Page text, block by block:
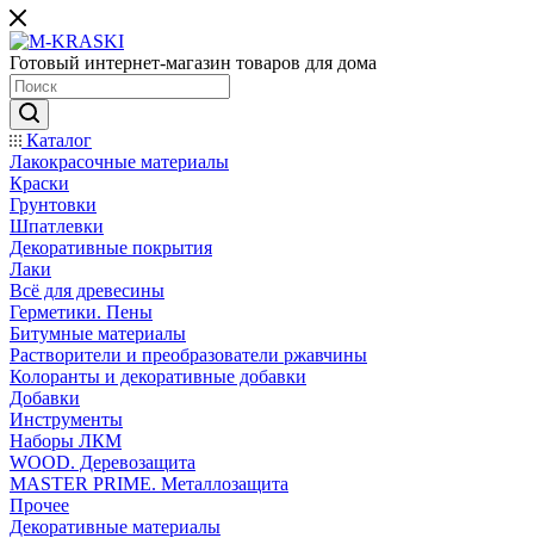
Готовый интернет-магазин товаров для дома
Каталог
Лакокрасочные материалы
Краски
Грунтовки
Шпатлевки
Декоративные покрытия
Лаки
Всё для древесины
Герметики. Пены
Битумные материалы
Растворители и преобразователи ржавчины
Колоранты и декоративные добавки
Добавки
Инструменты
Наборы ЛКМ
WOOD. Деревозащита
MASTER PRIME. Металлозащита
Прочее
Декоративные материалы